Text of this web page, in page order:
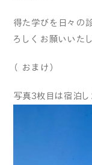
得た学びを日々の
ろしくお願いいた
（おまけ）
写真3枚目は宿泊し